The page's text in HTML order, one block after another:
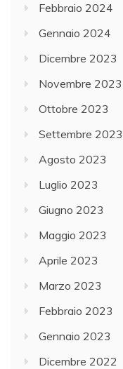
Febbraio 2024
Gennaio 2024
Dicembre 2023
Novembre 2023
Ottobre 2023
Settembre 2023
Agosto 2023
Luglio 2023
Giugno 2023
Maggio 2023
Aprile 2023
Marzo 2023
Febbraio 2023
Gennaio 2023
Dicembre 2022